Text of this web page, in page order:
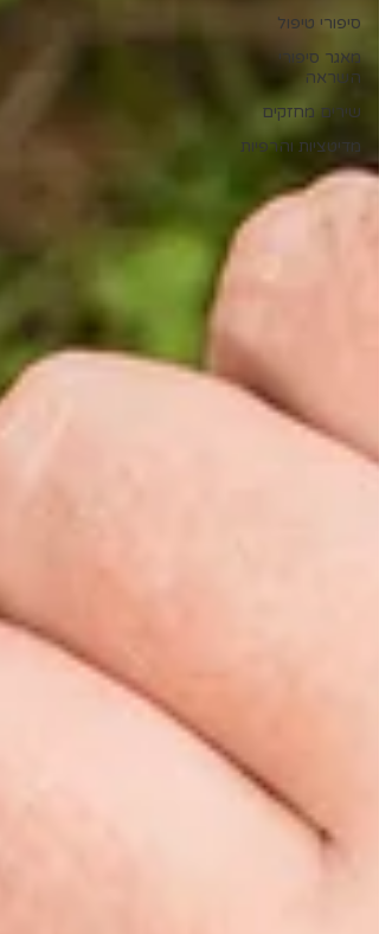
סיפורי טיפול
מאגר סיפורי
השראה
שירים מחזקים
מדיטציות והרפיות